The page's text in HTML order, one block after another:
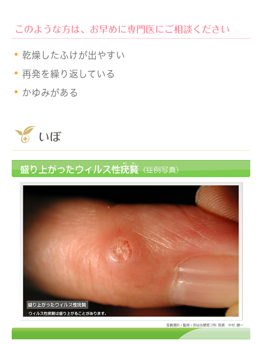
このような方は、お早めに専門医にご相談ください
乾燥したふけが出やすい
再発を繰り返している
かゆみがある
いぼ